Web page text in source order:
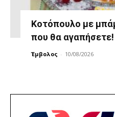
Κοτόπουλο με
που θα αγαπήσετε!
Έμβολος - 10/08/2026